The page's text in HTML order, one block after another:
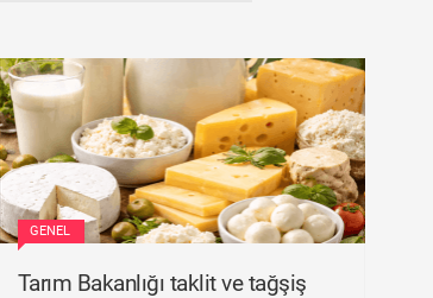
GENEL
Tarım Bakanlığı taklit ve tağşiş